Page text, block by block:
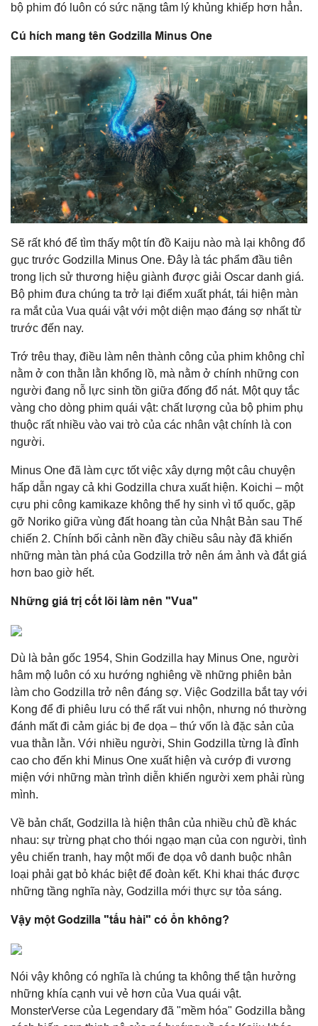
bộ phim đó luôn có sức nặng tâm lý khủng khiếp hơn hẳn.
Cú hích mang tên Godzilla Minus One
Sẽ rất khó để tìm thấy một tín đồ Kaiju nào mà lại không đổ
gục trước Godzilla Minus One. Đây là tác phẩm đầu tiên
trong lịch sử thương hiệu giành được giải Oscar danh giá.
Bộ phim đưa chúng ta trở lại điểm xuất phát, tái hiện màn
ra mắt của Vua quái vật với một diện mạo đáng sợ nhất từ
trước đến nay.
Trớ trêu thay, điều làm nên thành công của phim không chỉ
nằm ở con thằn lằn khổng lồ, mà nằm ở chính những con
người đang nỗ lực sinh tồn giữa đống đổ nát. Một quy tắc
vàng cho dòng phim quái vật: chất lượng của bộ phim phụ
thuộc rất nhiều vào vai trò của các nhân vật chính là con
người.
Minus One đã làm cực tốt việc xây dựng một câu chuyện
hấp dẫn ngay cả khi Godzilla chưa xuất hiện. Koichi – một
cựu phi công kamikaze không thể hy sinh vì tổ quốc, gặp
gỡ Noriko giữa vùng đất hoang tàn của Nhật Bản sau Thế
chiến 2. Chính bối cảnh nền đầy chiều sâu này đã khiến
những màn tàn phá của Godzilla trở nên ám ảnh và đắt giá
hơn bao giờ hết.
Những giá trị cốt lõi làm nên "Vua"
Dù là bản gốc 1954, Shin Godzilla hay Minus One, người
hâm mộ luôn có xu hướng nghiêng về những phiên bản
làm cho Godzilla trở nên đáng sợ. Việc Godzilla bắt tay với
Kong để đi phiêu lưu có thể rất vui nhộn, nhưng nó thường
đánh mất đi cảm giác bị đe dọa – thứ vốn là đặc sản của
vua thằn lằn. Với nhiều người, Shin Godzilla từng là đỉnh
cao cho đến khi Minus One xuất hiện và cướp đi vương
miện với những màn trình diễn khiến người xem phải rùng
mình.
Về bản chất, Godzilla là hiện thân của nhiều chủ đề khác
nhau: sự trừng phạt cho thói ngạo mạn của con người, tình
yêu chiến tranh, hay một mối đe dọa vô danh buộc nhân
loại phải gạt bỏ khác biệt để đoàn kết. Khi khai thác được
những tầng nghĩa này, Godzilla mới thực sự tỏa sáng.
Vậy một Godzilla "tấu hài" có ổn không?
Nói vậy không có nghĩa là chúng ta không thể tận hưởng
những khía cạnh vui vẻ hơn của Vua quái vật.
MonsterVerse của Legendary đã "mềm hóa" Godzilla bằng